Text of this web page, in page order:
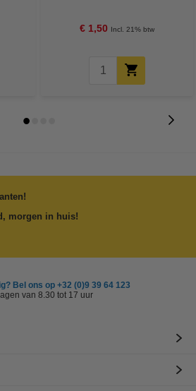
€ 1,50 Incl. 21% btw
morgen in huis!
Bel ons op +32 (0)9 39 64 123
van 8.30 tot 17 uur